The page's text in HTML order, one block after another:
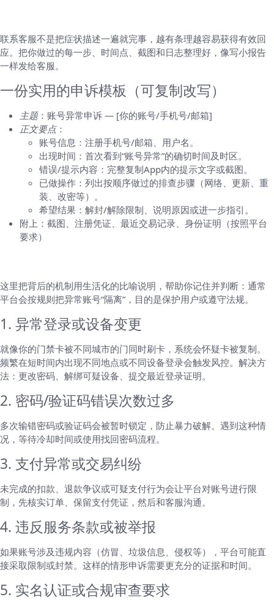
联系客服不是把症状描述一遍就完事，越有条理越容易获得有效回
应。把你做过的每一步、时间点、截图和日志整理好，像写小报告
一样发给客服。
一份实用的申诉模板（可复制改写）
主题：账号异常申诉 — [你的账号/手机号/邮箱]
正文要点：
账号信息：注册手机号/邮箱、用户名。
出现时间：首次看到“账号异常”的确切时间及时区。
错误/提示内容：完整复制App内的提示文字或截图。
已做操作：列出按顺序做过的排查步骤（网络、更新、重
装、改密等）。
希望结果：解封/解除限制、说明原因或进一步指引。
附上：截图、注册凭证、最近交易记录、身份证明（按照平台
要求）
这里把背后的机制用生活化的比喻说明，帮助你记住并判断：通常
平台会按规则把异常账号“隔离”，目的是保护用户或遵守法规。
1. 异常登录或设备变更
就像你的门禁卡被不同城市的门同时刷卡，系统会怀疑卡被复制。
频繁在短时间内出现不同地点或不同设备登录会触发风控。解决方
法：更改密码、解绑可疑设备、提交最近登录证明。
2. 密码/验证码错误次数过多
多次输错密码或验证码会被暂时锁定，防止暴力破解。遇到这种情
况，等待冷却时间或使用找回密码流程。
3. 支付异常或交易纠纷
未完成的扣款、退款争议或可疑支付行为会让平台对账号进行限
制，先核实订单、保留支付凭证，然后和客服沟通。
4. 违反服务条款或被举报
如果账号涉及违规内容（仿冒、垃圾信息、侵权等），平台可能直
接采取限制或封禁。这样的情形申诉需要更充分的证据和时间。
5. 实名认证或合规审查要求